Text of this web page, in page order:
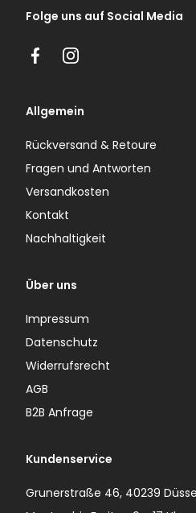
Folge uns auf Social Media
FacebookInstagram
Allgemein
Rückversand & Retoure
Fragen und Antworten
Versandkosten
Kontakt
Nachhaltigkeit
Über uns
Impressum
Datenschutz
Widerrufsrecht
AGB
B2B Anfrage
Kundenservice
Grunerstraße 46, 40239